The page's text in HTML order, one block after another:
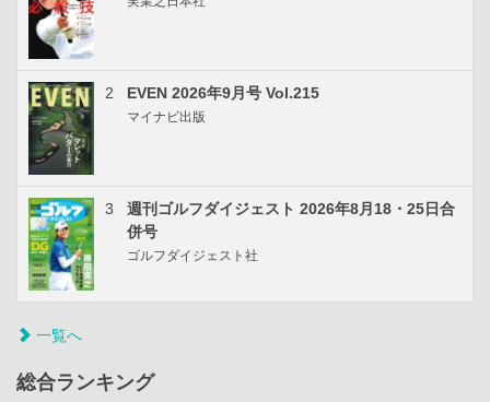
2 EVEN 2026年9月号 Vol.215
マイナビ出版
3
週刊ゴルフダイジェスト 2026年8月18・25日合
併号
ゴルフダイジェスト社
一覧へ
総合ランキング